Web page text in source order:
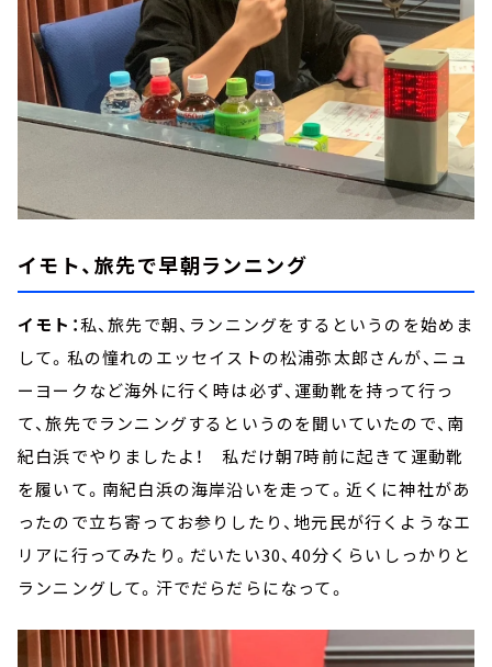
イモト、旅先で早朝ランニング
イモト：私、旅先で朝、ランニングをするというのを始めま
して。私の憧れのエッセイストの松浦弥太郎さんが、ニュ
ーヨークなど海外に行く時は必ず、運動靴を持って行っ
て、旅先でランニングするというのを聞いていたので、南
紀白浜でやりましたよ！ 私だけ朝7時前に起きて運動靴
を履いて。南紀白浜の海岸沿いを走って。近くに神社があ
ったので立ち寄ってお参りしたり、地元民が行くようなエ
リアに行ってみたり。だいたい30、40分くらいしっかりと
ランニングして。汗でだらだらになって。